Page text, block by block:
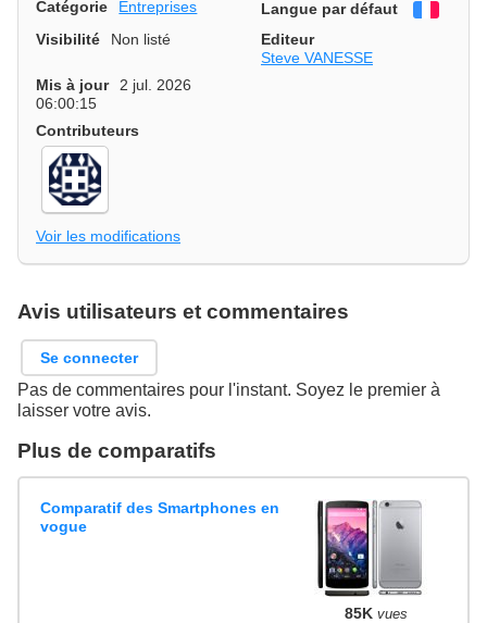
Catégorie Entreprises Langue par défaut
Visibilité
Non listé
Editeur
Steve VANESSE
Mis à jour
2 jul. 2026
06:00:15
Contributeurs
Voir les modifications
Avis utilisateurs et commentaires
Se connecter
Pas de commentaires pour l'instant. Soyez le premier à
laisser votre avis.
Plus de comparatifs
Comparatif des Smartphones en
vogue
85K vues